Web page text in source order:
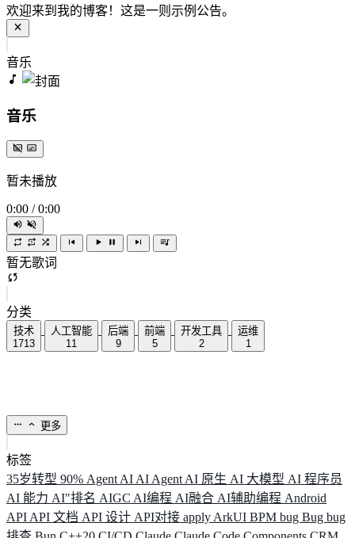
欢迎来到我的博客！这是一则示例公告。
音乐
音乐
暂未播放
0:00 / 0:00
暂无歌词
分类
技术
1713
人工智能
11
后端
9
前端
5
开发工具
2
运维
1
更多
标签
35岁转型 90% Agent AI AI Agent AI 原生 AI 大模型 AI 程序员
AI 能力 AI"排名 AIGC AI编程 AI融合 AI辅助编程 Android
API API 文档 API 设计 API对接 apply ArkUI BPM bug Bug bug